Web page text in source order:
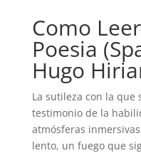
Como
Poesia
Hugo
La sutileza con la que
testimonio de la
atmósferas
lento, un fuego que